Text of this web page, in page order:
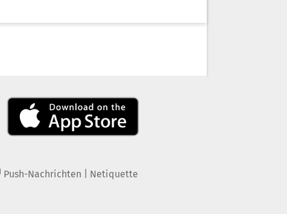
Push-Nachrichten Netiquette